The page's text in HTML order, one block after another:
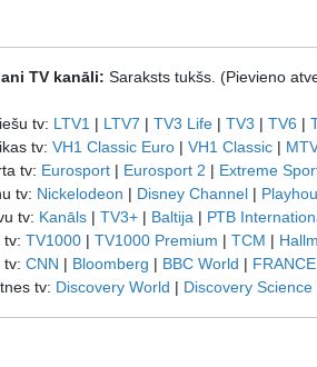
TV kanāli: Saraksts tukšs. (Pievieno
tv: LTV1 | LTV7 | TV3 Life | TV3 | TV6 |
tv: VH1 Classic Euro | VH1 Classic |
tv: Eurosport | Eurosport 2 | Extreme
tv: Nickelodeon | Disney Channel |
tv: Kanāls | TV3+ | Baltija | РТB
tv: TV1000 | TV1000 Premium | TCM |
tv: CNN | Bloomberg | BBC World |
tv: Discovery World | Discovery Science